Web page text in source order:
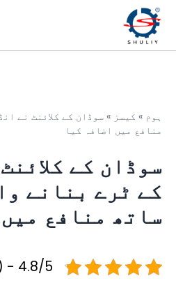
ہوم » کیسز » سوڈان کے کلائنٹ نے
منافع میں اضافہ کیا
سوڈان کے
کے ٹرے بنانے
ساتھ منافع
4.8/5 - (6 votes)